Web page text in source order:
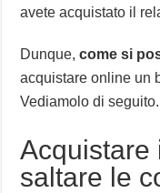
avete acquistato il
Dunque,come si
acquistare online un
Vediamolo di seguito.
Acquistare
saltare le